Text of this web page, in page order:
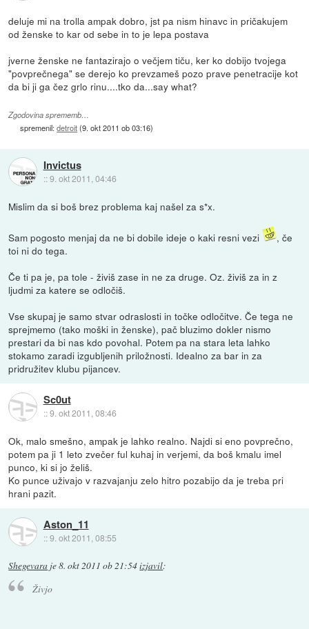
deluje mi na trolla ampak dobro, jst pa nism hinavc in pričakujem
od ženske to kar od sebe in to je lepa postava
jverne ženske ne fantazirajo o večjem tiču, ker ko dobijo tvojega
"povprečnega" se derejo ko prevzameš pozo prave penetracije kot
da bi ji ga čez grlo rinu....tko da...say what?
Zgodovina sprememb…
spremenil:detroit(9. okt 2011 ob 03:16)
Invictus
::9. okt 2011, 04:46
Mislim da si boš brez problema kaj našel za s*x.
Sam pogosto menjaj da ne bi dobile ideje o kaki resni vezi
, če
toi ni do tega.
Če ti pa je, pa tole - živiš zase in ne za druge. Oz. živiš za in z
ljudmi za katere se odločiš.
Vse skupaj je samo stvar odraslosti in točke odločitve. Če tega ne
sprejmemo (tako moški in ženske), pač bluzimo dokler nismo
prestari da bi nas kdo povohal. Potem pa na stara leta lahko
stokamo zaradi izgubljenih priložnosti. Idealno za bar in za
pridružitev klubu pijancev.
Sc0ut
::9. okt 2011, 08:46
Ok, malo smešno, ampak je lahko realno. Najdi si eno povprečno,
potem pa ji 1 leto zvečer ful kuhaj in verjemi, da boš kmalu imel
punco, ki si jo želiš.
Ko punce uživajo v razvajanju zelo hitro pozabijo da je treba pri
hrani pazit.
Aston_11
::9. okt 2011, 08:55
Shegevara je8. okt 2011 ob 21:54izjavil:
Živjo